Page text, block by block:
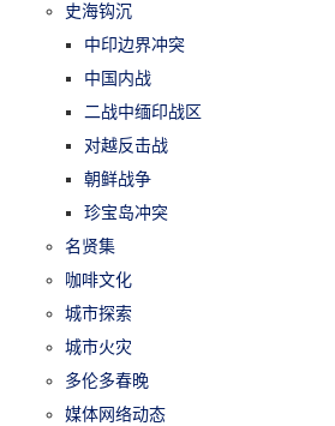
史海钩沉
中印边界冲突
中国内战
二战中缅印战区
对越反击战
朝鲜战争
珍宝岛冲突
名贤集
咖啡文化
城市探索
城市火灾
多伦多春晚
媒体网络动态